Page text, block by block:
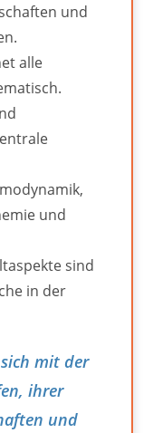
und
alle
und
sind
in der
mit der
ihrer
und